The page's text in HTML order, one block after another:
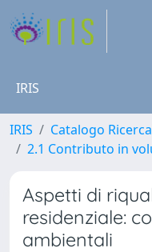
IRIS
IRIS Catalogo Ricerca
2.1 Contributo in
Aspetti di
residenziale:
ambientali